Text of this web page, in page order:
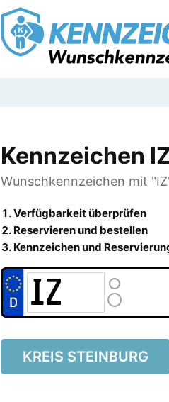
Kennzeichen
Wunschkennzeichen mit
Verfügbarkeit überprüfen
Reservieren und bestellen
Kennzeichen und
KREIS STEINBURG